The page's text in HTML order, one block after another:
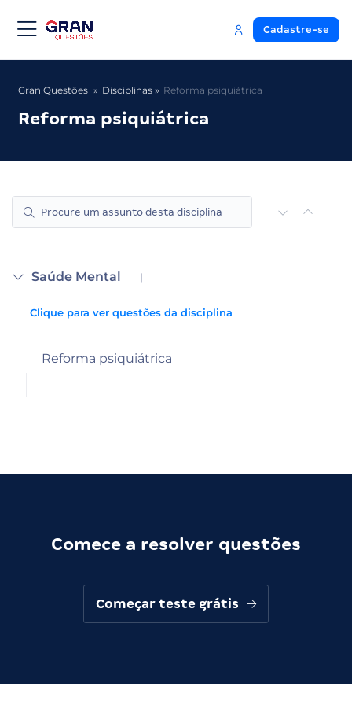
Cadastre-se
Gran Questões Disciplinas Reforma psiquiátrica
Reforma psiquiátrica
Saúde Mental |
Clique para ver questões da disciplina
Reforma psiquiátrica
Comece a resolver questões
Começar teste grátis